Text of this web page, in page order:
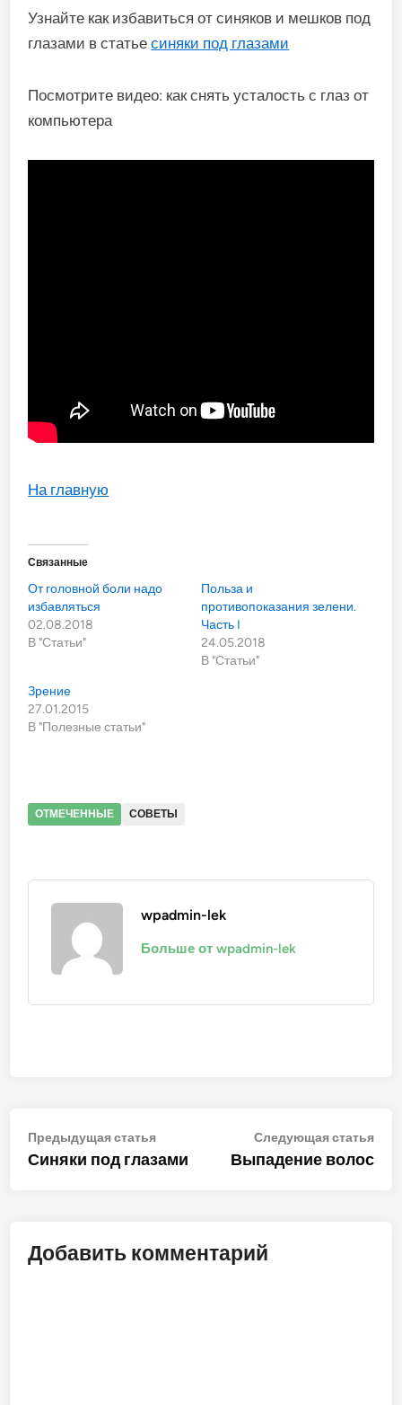
Узнайте как избавиться от синяков и мешков под
глазами в статьесиняки под глазами
Посмотрите видео: как снять усталость с глаз от
компьютера
На главную
Связанные
От головной боли надо
избавляться
02.08.2018
В "Статьи"
Польза и
противопоказания зелени.
Часть I
24.05.2018
В "Статьи"
Зрение
27.01.2015
В "Полезные статьи"
ОТМЕЧЕННЫЕ СОВЕТЫ
wpadmin-lek
Больше от wpadmin-lek
Навигация
по
Предыдущая статьяПредыдущая
статья:
Синяки под глазами
Следующая статья
Выпадение волос
Добавить комментарий